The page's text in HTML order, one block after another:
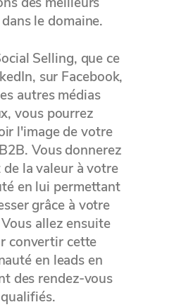
le domaine.
Selling, que ce
sur Facebook,
autres médias
vous pourrez
l'image de votre
Vous donnerez
de la valeur à votre
en lui permettant
grâce à votre
allez ensuite
convertir cette
en leads en
des rendez-vous
qualifiés.